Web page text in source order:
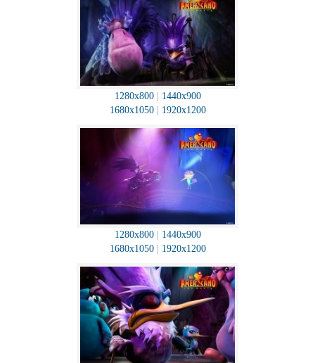
1280x800| 1440x900
1680x1050| 1920x1200
1280x800| 1440x900
1680x1050| 1920x1200